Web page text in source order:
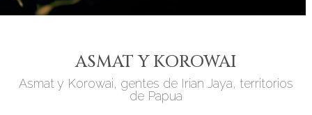
ASMAT Y KOROWAI
Asmat y Korowai, gentes de Irian Jaya, territorios
de Papua